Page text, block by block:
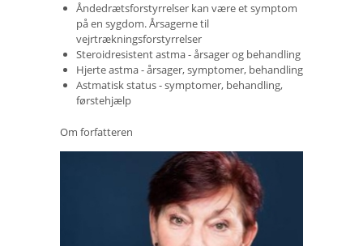
Åndedrætsforstyrrelser kan være et symptom
på en sygdom. Årsagerne til
vejrtrækningsforstyrrelser
Steroidresistent astma - årsager og behandling
Hjerte astma - årsager, symptomer, behandling
Astmatisk status - symptomer, behandling,
førstehjælp
Om forfatteren